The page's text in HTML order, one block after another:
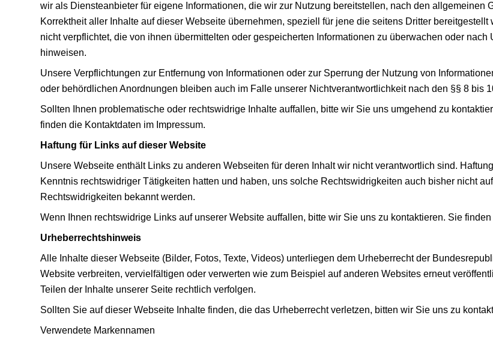
wir als Diensteanbieter für eigene Informationen, die wir zur Nutzung bereitstellen, nach den allgemeinen
Korrektheit aller Inhalte auf dieser Webseite übernehmen, speziell für jene die seitens Dritter
nicht verpflichtet, die von ihnen übermittelten oder gespeicherten Informationen zu überwachen oder
hinweisen.
Unsere Verpflichtungen zur Entfernung von Informationen oder zur Sperrung der Nutzung von
oder behördlichen Anordnungen bleiben auch im Falle unserer Nichtverantwortlichkeit nach den §§ 8 bis
Sollten Ihnen problematische oder rechtswidrige Inhalte auffallen, bitte wir Sie uns umgehend zu
finden die Kontaktdaten im Impressum.
Haftung für Links auf dieser Website
Unsere Webseite enthält Links zu anderen Webseiten für deren Inhalt wir nicht verantwortlich sind.
Kenntnis rechtswidriger Tätigkeiten hatten und haben, uns solche Rechtswidrigkeiten auch bisher nicht
Rechtswidrigkeiten bekannt werden.
Wenn Ihnen rechtswidrige Links auf unserer Website auffallen, bitte wir Sie uns zu kontaktieren. Sie
Urheberrechtshinweis
Alle Inhalte dieser Webseite (Bilder, Fotos, Texte, Videos) unterliegen dem Urheberrecht der
Website verbreiten, vervielfältigen oder verwerten wie zum Beispiel auf anderen Websites erneut
Teilen der Inhalte unserer Seite rechtlich verfolgen.
Sollten Sie auf dieser Webseite Inhalte finden, die das Urheberrecht verletzen, bitten wir Sie uns zu
Verwendete Markennamen